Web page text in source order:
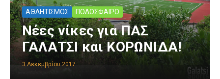
ΑΘΛΗΤΙΣΜΟΣ ΠΟΔΟΣΦΑΙΡΟ
Νέες νίκες για ΠΑΣ
ΓΑΛΑΤΣΙ και ΚΟΡΩΝΙΔΑ!
3 Δεκεμβρίου 2017